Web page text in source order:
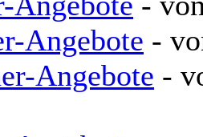
Angebote -
Angebote -